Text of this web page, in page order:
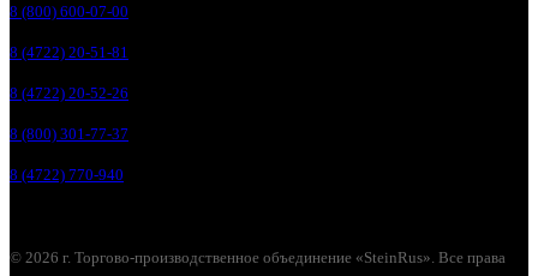
8 (800) 600-07-00
8 (4722) 20-51-81
8 (4722) 20-52-26
8 (800) 301-77-37
8 (4722) 770-940
© 2026 г. Торгово-производственное объединение «SteinRus». Все права